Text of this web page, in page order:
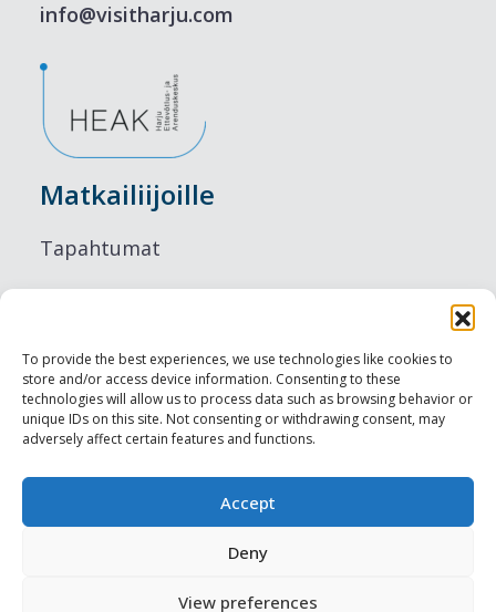
To provide the best experiences, we use technologies like cookies to
store and/or access device information. Consenting to these
technologies will allow us to process data such as browsing behavior or
unique IDs on this site. Not consenting or withdrawing consent, may
adversely affect certain features and functions.
Accept
Deny
View preferences
info@visitharju.com
Matkailiijoille
Tapahtumat
Ruokailu
Nähtävyydet
Visit Tallinn
Ammattilaisille
Harju-, Rapla- & Läänemaa DMO